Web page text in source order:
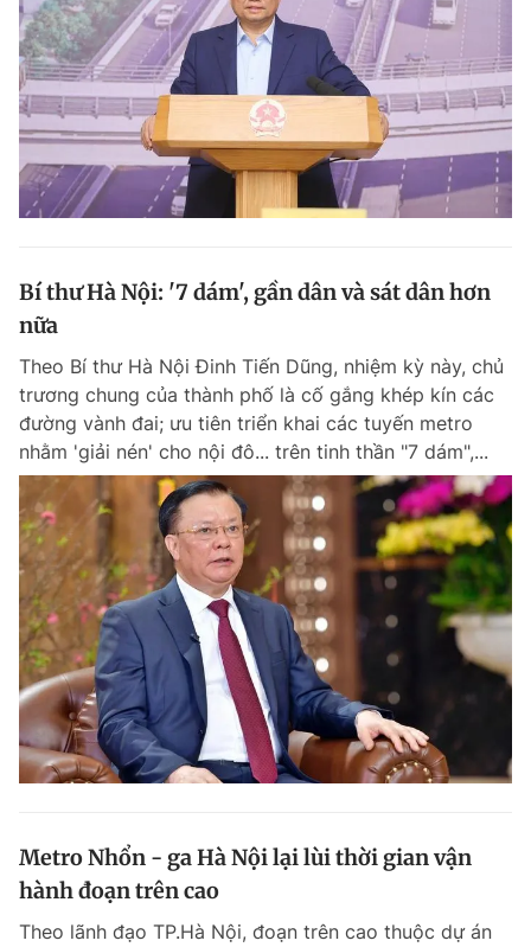
Bí thư Hà Nội: '7 dám', gần dân và sát dân hơn
nữa
Theo Bí thư Hà Nội Đinh Tiến Dũng, nhiệm kỳ này, chủ
trương chung của thành phố là cố gắng khép kín các
đường vành đai; ưu tiên triển khai các tuyến metro
nhằm 'giải nén' cho nội đô... trên tinh thần "7 dám",...
Metro Nhổn - ga Hà Nội lại lùi thời gian vận
hành đoạn trên cao
Theo lãnh đạo TP.Hà Nội, đoạn trên cao thuộc dự án